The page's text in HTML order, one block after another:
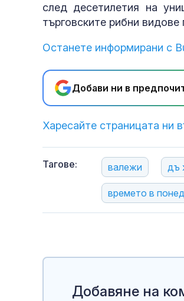
след десетилетия на
търговските рибни
Останете информирани с
Добави ни в
Харесайте страницата ни
Тагове: валежи дъ
времето в
Добавяне на